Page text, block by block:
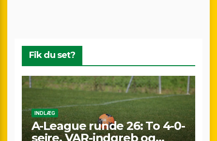
Fik du set?
INDLÆG
A-League runde 26: To 4-0-
sejre, VAR-indgreb og